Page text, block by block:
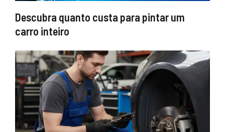
Descubra quanto custa para pintar um
carro inteiro